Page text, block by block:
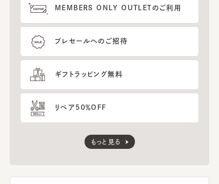
MEMBERS ONLY OUTLETのご利用
プレセールへのご招待
ギフトラッピング無料
リペア50％OFF
もっと見る